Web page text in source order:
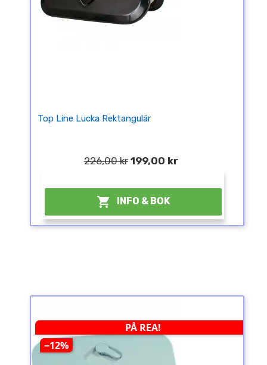
Top Line Lucka Rektangulär
226,00 kr 199,00 kr
 INFO & BOK
PÅ REA!
−12%